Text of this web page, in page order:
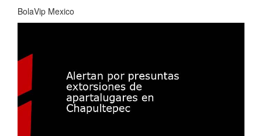
BolaVip Mexico